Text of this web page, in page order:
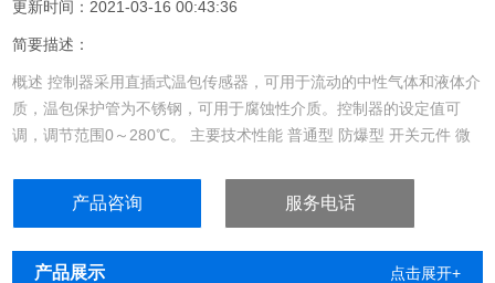
更新时间：2021-03-16 00:43:36
简要描述：
概述 控制器采用直插式温包传感器，可用于流动的中性气体和液体介
质，温包保护管为不锈钢，可用于腐蚀性介质。控制器的设定值可
调，调节范围0～280℃。 主要技术性能 普通型 防爆型 开关元件 微
产品咨询 服务电话
产品展示 点击展开+